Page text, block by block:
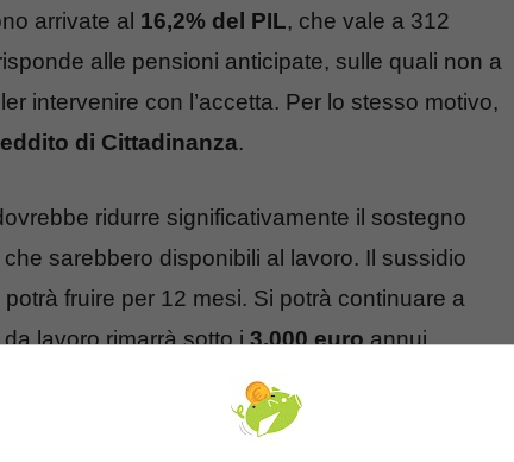
arrivate al 16,2% del PIL, che vale a 312
alle pensioni anticipate, sulle quali non a
intervenire con l’accetta. Per lo stesso motivo,
di Cittadinanza.
ridurre significativamente il sostegno
sarebbero disponibili al lavoro. Il sussidio
potrà fruire per 12 mesi. Si potrà continuare a
da lavoro rimarrà sotto i3.000 euroannui.
per salvare le pensioni